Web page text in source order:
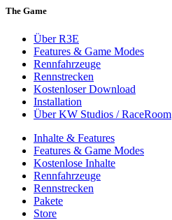
The Game
Über R3E
Features & Game Modes
Rennfahrzeuge
Rennstrecken
Kostenloser Download
Installation
Über KW Studios / RaceRoom
Inhalte & Features
Features & Game Modes
Kostenlose Inhalte
Rennfahrzeuge
Rennstrecken
Pakete
Store